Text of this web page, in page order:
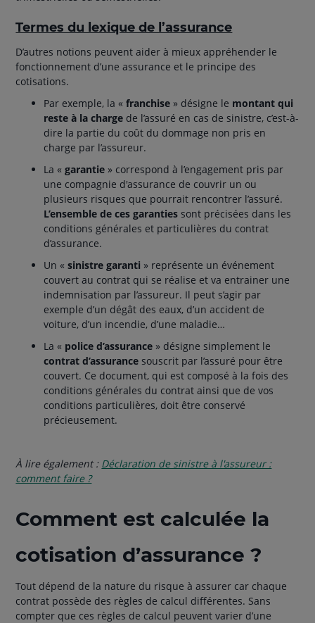
Termes du lexique de l’assurance
D’autres notions peuvent aider à mieux appréhender le
fonctionnement d’une assurance et le principe des
cotisations.
Par exemple, la «franchise » désigne le montant qui
reste à la charge de l’assuré en cas de sinistre, c’est-à-
dire la partie du coût du dommage non pris en
charge par l’assureur.
La «garantie » correspond à l’engagement pris par
une compagnie d'assurance de couvrir un ou
plusieurs risques que pourrait rencontrer l’assuré.
L’ensemble de ces garanties sont précisées dans les
conditions générales et particulières du contrat
d’assurance.
Un «sinistre garanti » représente un événement
couvert au contrat qui se réalise et va entrainer une
indemnisation par l’assureur. Il peut s’agir par
exemple d’un dégât des eaux, d’un accident de
voiture, d’un incendie, d’une maladie…
La « police d’assurance » désigne simplement le
contrat d’assurance souscrit par l’assuré pour être
couvert. Ce document, qui est composé à la fois des
conditions générales du contrat ainsi que de vos
conditions particulières, doit être conservé
précieusement.
À lire également : Déclaration de sinistre à l'assureur :
comment faire ?
Comment est calculée la
cotisation d’assurance ?
Tout dépend de la nature du risque à assurer car chaque
contrat possède des règles de calcul différentes. Sans
compter que ces règles de calcul peuvent varier d’une